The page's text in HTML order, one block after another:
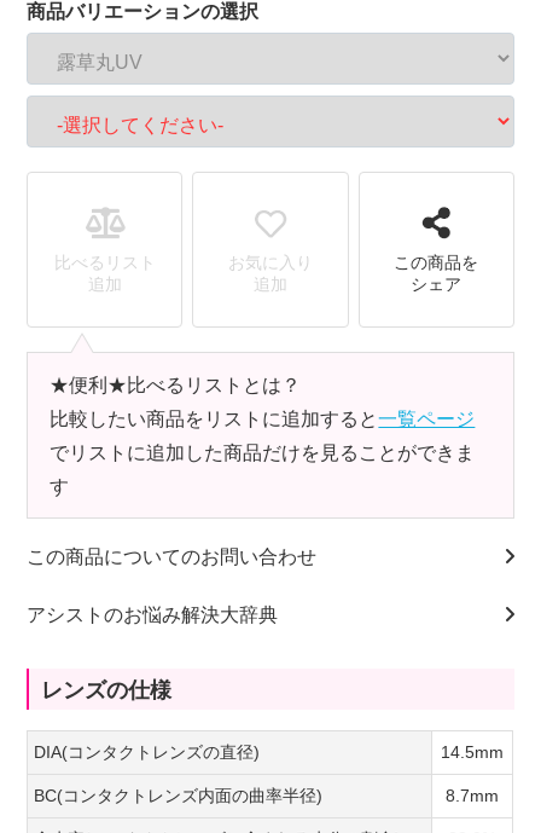
商品バリエーションの選択
比べるリスト
追加
お気に入り
追加
この商品を
シェア
★便利★比べるリストとは？
比較したい商品をリストに追加すると一覧ページ
でリストに追加した商品だけを見ることができま
す
この商品についてのお問い合わせ
アシストのお悩み解決大辞典
レンズの仕様
DIA(コンタクトレンズの直径) 14.5mm
BC(コンタクトレンズ内面の曲率半径) 8.7mm